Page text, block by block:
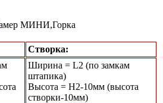
Створка:
Ширина = L2 (по замкам
штапика)
Высота = H2-10мм (высота
створки-10мм)